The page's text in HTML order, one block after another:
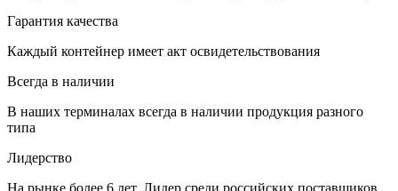
Гарантия качества
Каждый контейнер имеет акт освидетельствования
Всегда в наличии
В наших терминалах всегда в наличии продукция разного
типа
Лидерство
На рынке более 6 лет. Лидер среди российских поставщиков.